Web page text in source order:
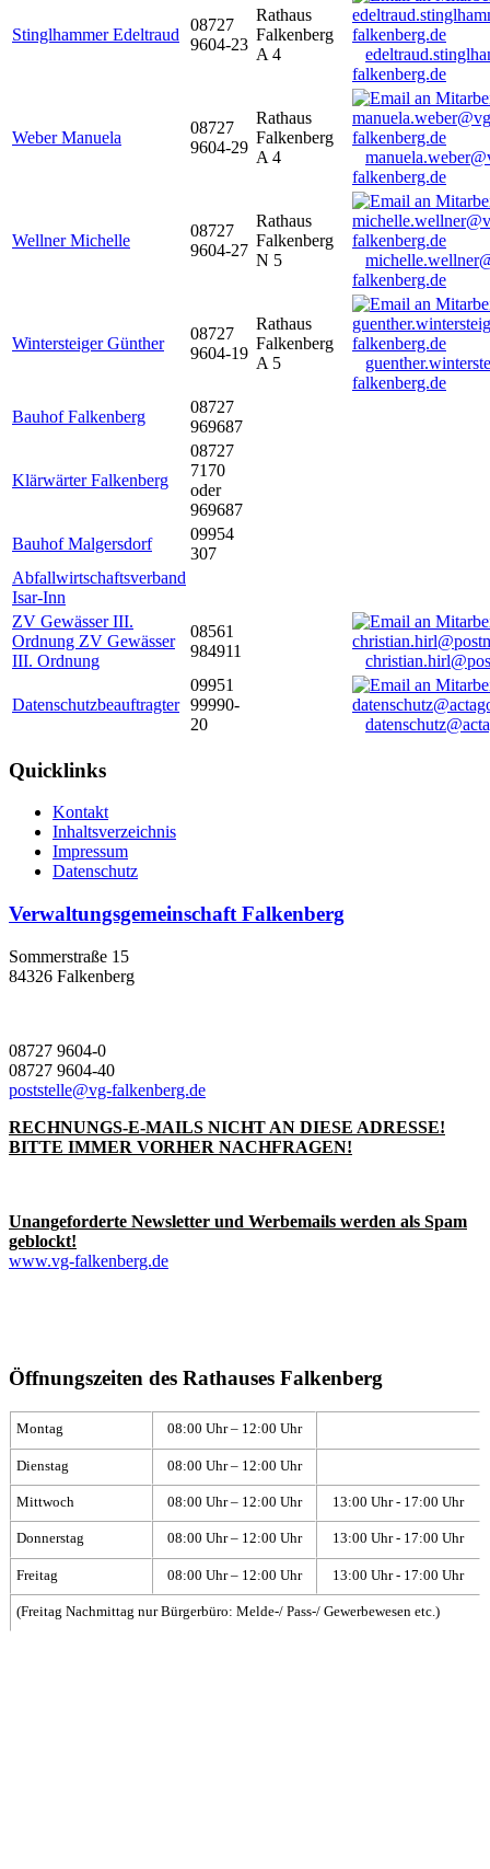
Stinglhammer Edeltraud
08727
9604-23
Rathaus
Falkenberg
A 4
falkenberg.de
Weber Manuela
08727
9604-29
Rathaus
Falkenberg
A 4
falkenberg.de
Wellner Michelle
08727
9604-27
Rathaus
Falkenberg
N 5
falkenberg.de
Wintersteiger Günther
08727
9604-19
Rathaus
Falkenberg
A 5
falkenberg.de
Bauhof Falkenberg
08727
969687
Klärwärter Falkenberg
08727
7170
oder
969687
Bauhof Malgersdorf
09954
307
Abfallwirtschaftsverband
Isar-Inn
ZV Gewässer III.
Ordnung ZV Gewässer
III. Ordnung
08561
984911
Datenschutzbeauftragter
09951
99990-
20
Quicklinks
Kontakt
Inhaltsverzeichnis
Impressum
Datenschutz
Verwaltungsgemeinschaft Falkenberg
Sommerstraße 15
84326 Falkenberg
08727 9604-0
08727 9604-40
poststelle@vg-falkenberg.de
RECHNUNGS-E-MAILS NICHT AN DIESE ADRESSE!
BITTE IMMER VORHER NACHFRAGEN!
Unangeforderte Newsletter und Werbemails werden als Spam
geblockt!
www.vg-falkenberg.de
Öffnungszeiten des Rathauses Falkenberg
Montag 08:00 Uhr – 12:00 Uhr
Dienstag 08:00 Uhr – 12:00 Uhr
Mittwoch 08:00 Uhr – 12:00 Uhr 13:00 Uhr - 17:00 Uhr
Donnerstag 08:00 Uhr – 12:00 Uhr 13:00 Uhr - 17:00 Uhr
Freitag 08:00 Uhr – 12:00 Uhr 13:00 Uhr - 17:00 Uhr
(Freitag Nachmittag nur Bürgerbüro: Melde-/ Pass-/ Gewerbewesen etc.)